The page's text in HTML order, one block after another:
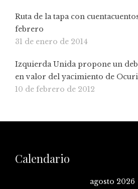
Ruta de la tapa con
febrero
31 de enero de 2014
Izquierda Unida propone un
en valor del yacimiento de Ocuri
10 de febrero de 2012
Calendario
agosto 2026